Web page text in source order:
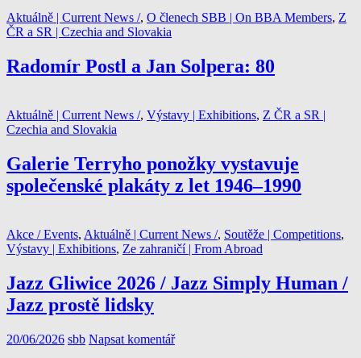
Aktuálně | Current News /, O členech SBB | On BBA Members, Z
ČR a SR | Czechia and Slovakia
Radomír Postl a Jan Solpera: 80
Aktuálně | Current News /, Výstavy | Exhibitions, Z ČR a SR |
Czechia and Slovakia
Galerie Terryho ponožky vystavuje
společenské plakáty z let 1946–1990
Akce / Events, Aktuálně | Current News /, Soutěže | Competitions,
Výstavy | Exhibitions, Ze zahraničí | From Abroad
Jazz Gliwice 2026 / Jazz Simply Human /
Jazz prostě lidsky
20/06/2026 sbb Napsat komentář